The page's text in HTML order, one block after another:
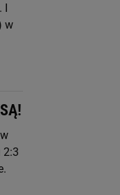
I
w
2:3